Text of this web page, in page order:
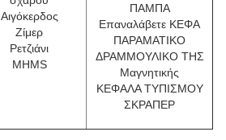
Αιγόκερδος
Ζίμερ
Ρετζιάνι
MHMS
ΠΑΜΠΑ
Επαναλάβετε ΚΕΦΑ
ΠΑΡΑΜΑΤΙΚΟ
ΔΡΑΜΜΟΥΛΙΚΟ ΤΗΣ
Μαγνητικής
ΚΕΦΑΛΑ ΤΥΠΙΣΜΟΥ
ΣΚΡΑΠΕΡ